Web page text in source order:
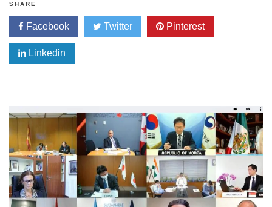
SHARE
Facebook Twitter Pinterest
Linkedin